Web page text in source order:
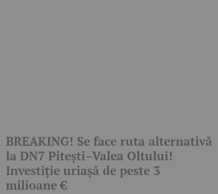
BREAKING! Se face ruta alternativă
la DN7 Pitești–Valea Oltului!
Investiție uriașă de peste 3
milioane €